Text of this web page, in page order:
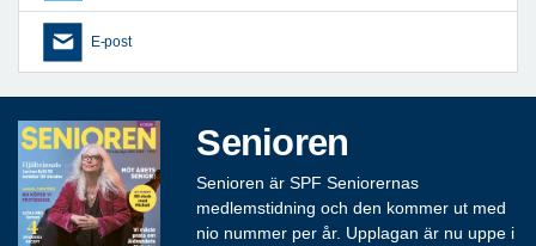
E-post
Senioren
Senioren är SPF Seniorernas
medlemstidning och den kommer ut med
nio nummer per år. Upplagan är nu uppe i